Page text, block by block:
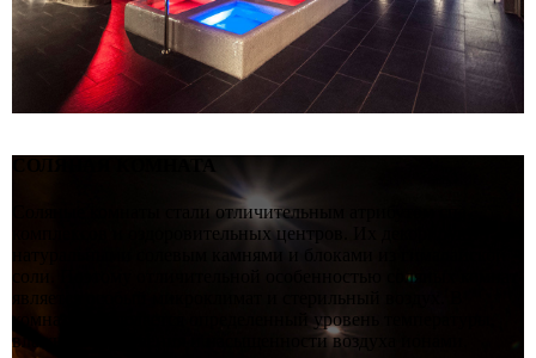
Соляные комнаты стали отличительным атрибутом спа-
комплексов и оздоровительных центров. Их декорируют
натуральными солевым камнями и блоками из гималайской
соли. Поэтому отличительной особенностью соляных комнат
комнате соблюдается определенный уровень температуры,
влажности, давления и насыщенности воздуха ионами.